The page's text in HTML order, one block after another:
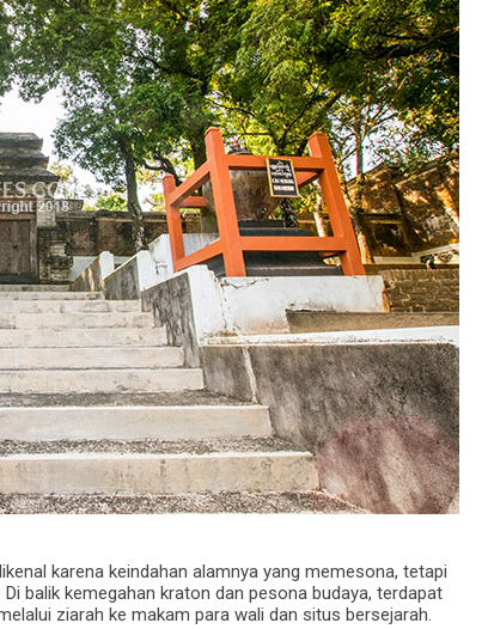
karena keindahan alamnya yang memesona, tetapi
balik kemegahan kraton dan pesona budaya, terdapat
ziarah ke makam para wali dan situs bersejarah.